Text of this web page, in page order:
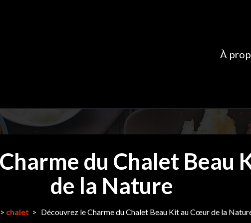
À
du Chalet Beau
de la Nature
> chalet > Découvrez le Charme du Chalet Beau Kit au Cœur de la